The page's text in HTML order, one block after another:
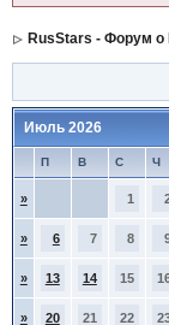
RusStars - Форум
Июль 2026
П В С Ч
» 1
» 6 7 8
» 13 14 15
» 20 21 22